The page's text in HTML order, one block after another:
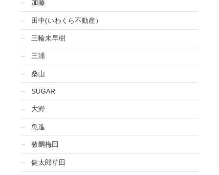
加藤
田中(いわくら不動産）
三輪未早樹
三浦
桑山
SUGAR
大野
魚進
敦嗣梅田
健太郎草田